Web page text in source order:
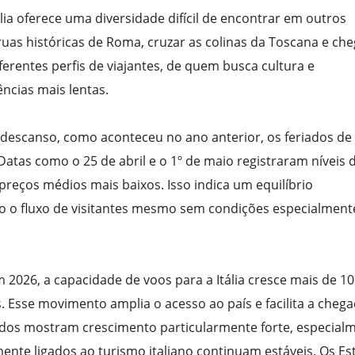
oferece uma diversidade difícil de encontrar em outros
históricas de Roma, cruzar as colinas da Toscana e
perfis de viajantes, de quem busca cultura e
mais lentas.
como aconteceu no ano anterior, os feriados de
como o 25 de abril e o 1º de maio registraram níveis
médios mais baixos. Isso indica um equilíbrio
fluxo de visitantes mesmo sem condições
a capacidade de voos para a Itália cresce mais de
movimento amplia o acesso ao país e facilita a
mostram crescimento particularmente forte,
ligados ao turismo italiano continuam estáveis. Os